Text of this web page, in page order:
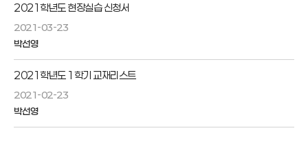
2021학년도 현장실습 신청서
2021-03-23
박선영
2021학년도 1학기 교재리스트
2021-02-23
박선영